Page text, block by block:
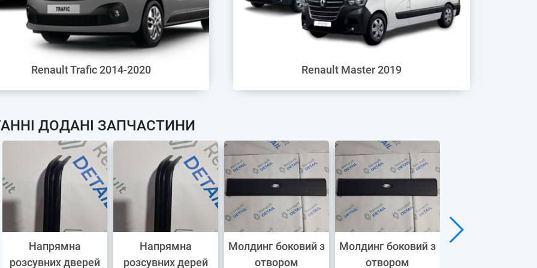
Renault Trafic 2014-2020 Renault Master 2019
ДОДАНІ ЗАПЧАСТИНИ
Напрямна
розсувних дверей
Напрямна
розсувних дерей
Молдинг боковий з
отвором
Молдинг боковий з
отвором